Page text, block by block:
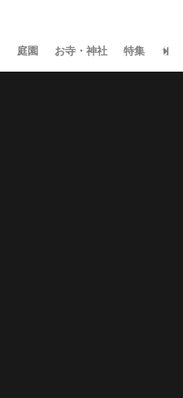
庭園 お寺・神社 特集 サ